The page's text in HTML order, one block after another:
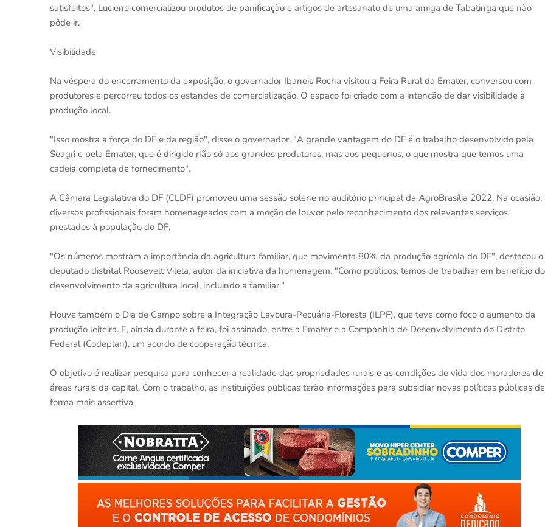
satisfeitos". Luciene comercializou produtos de panificação e artigos de artesanato de uma amiga de Tabatinga que não
pôde ir.
Visibilidade
Na véspera do encerramento da exposição, o governador Ibaneis Rocha visitou a Feira Rural da Emater, conversou com
produtores e percorreu todos os estandes de comercialização. O espaço foi criado com a intenção de dar visibilidade à
produção local.
"Isso mostra a força do DF e da região", disse o governador. "A grande vantagem do DF é o trabalho desenvolvido pela
Seagri e pela Emater, que é dirigido não só aos grandes produtores, mas aos pequenos, o que mostra que temos uma
cadeia completa de fornecimento".
A Câmara Legislativa do DF (CLDF) promoveu uma sessão solene no auditório principal da AgroBrasília 2022. Na ocasião,
diversos profissionais foram homenageados com a moção de louvor pelo reconhecimento dos relevantes serviços
prestados à população do DF.
"Os números mostram a importância da agricultura familiar, que movimenta 80% da produção agrícola do DF", destacou o
deputado distrital Roosevelt Vilela, autor da iniciativa da homenagem. "Como políticos, temos de trabalhar em benefício do
desenvolvimento da agricultura local, incluindo a familiar."
Houve também o Dia de Campo sobre a Integração Lavoura-Pecuária-Floresta (ILPF), que teve como foco o aumento da
produção leiteira. E, ainda durante a feira, foi assinado, entre a Emater e a Companhia de Desenvolvimento do Distrito
Federal (Codeplan), um acordo de cooperação técnica.
O objetivo é realizar pesquisa para conhecer a realidade das propriedades rurais e as condições de vida dos moradores de
áreas rurais da capital. Com o trabalho, as instituições públicas terão informações para subsidiar novas políticas públicas de
forma mais assertiva.